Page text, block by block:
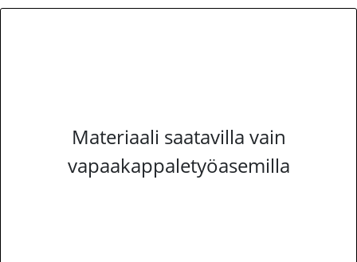
Materiaali saatavilla vain
vapaakappaletyöasemilla